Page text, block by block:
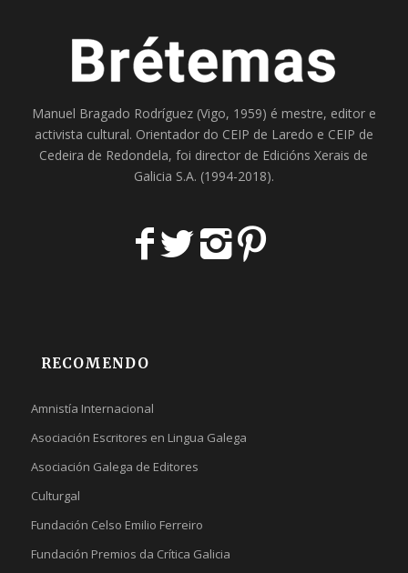
Manuel Bragado Rodríguez (Vigo, 1959) é mestre, editor e
activista cultural. Orientador do CEIP de Laredo e CEIP de
Cedeira de Redondela, foi director de Edicións Xerais de
Galicia S.A. (1994-2018).
RECOMENDO
Amnistía Internacional
Asociación Escritores en Lingua Galega
Asociación Galega de Editores
Culturgal
Fundación Celso Emilio Ferreiro
Fundación Premios da Crítica Galicia